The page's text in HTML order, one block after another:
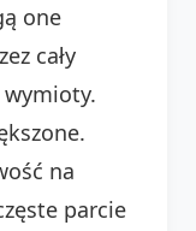
one
cały
wymioty.
na
parcie